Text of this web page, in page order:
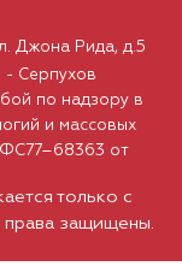
только с
права защищены.
Джона Рида, д.5
- Серпухов
по надзору в
и массовых
от